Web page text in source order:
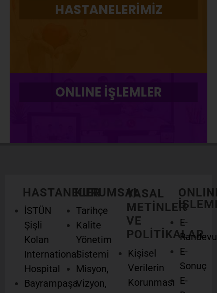
HASTANELERİMİZ
ONLINE İŞLEMLER
HASTANELER
İSTÜN
Şişli
Kolan
International
Hospital
Bayrampaşa
KURUMSAL
Tarihçe
Kalite
Yönetim
Sistemi
Misyon,
Vizyon,
YASAL
METİNLER
VE
POLİTİKALAR
Kişisel
Verilerin
Korunması
E-
Randevu
E-
Sonuç
E-